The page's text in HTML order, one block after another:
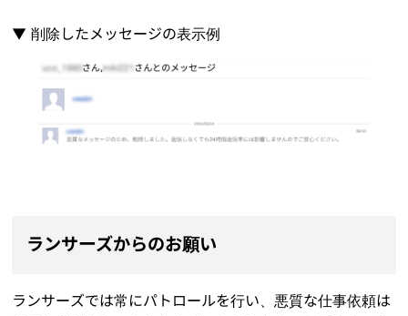
▼ 削除したメッセージの表示例
ランサーズからのお願い
ランサーズでは常にパトロールを行い、悪質な仕事依頼は